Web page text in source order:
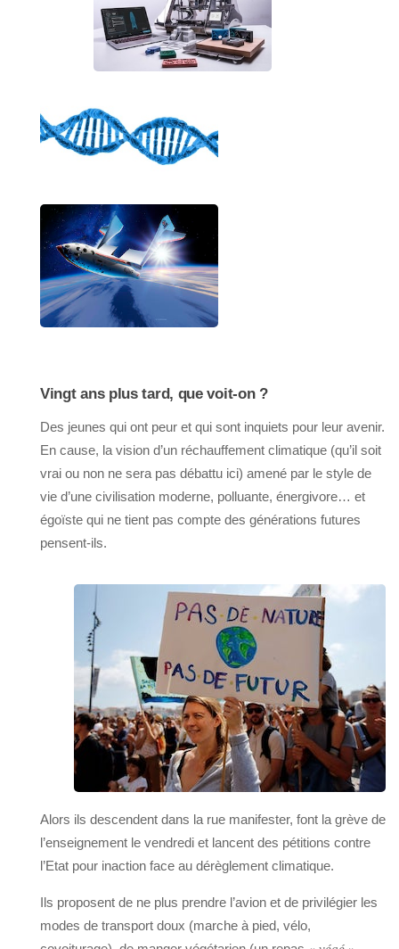
Vingt ans plus tard, que voit-on ?
Des jeunes qui ont peur et qui sont inquiets pour leur avenir.
En cause, la vision d’un réchauffement climatique (qu’il soit
vrai ou non ne sera pas débattu ici) amené par le style de
vie d’une civilisation moderne, polluante, énergivore… et
égoïste qui ne tient pas compte des générations futures
pensent-ils.
Alors ils descendent dans la rue manifester, font la grève de
l’enseignement le vendredi et lancent des pétitions contre
l’Etat pour inaction face au dérèglement climatique.
Ils proposent de ne plus prendre l’avion et de privilégier les
modes de transport doux (marche à pied, vélo,